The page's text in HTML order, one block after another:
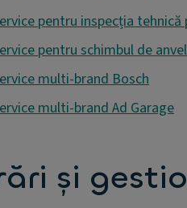
pentru inspecția tehnică
pentru schimbul de
multi-brand Bosch
multi-brand Ad Garage
și